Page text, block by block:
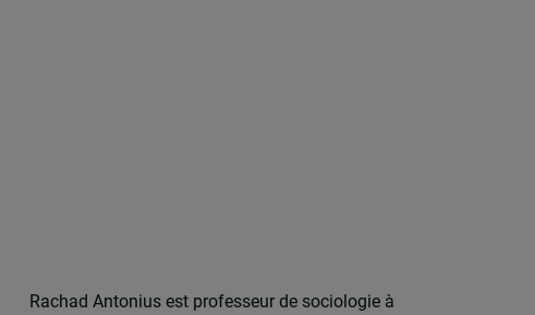
Rachad Antonius est professeur de sociologie à